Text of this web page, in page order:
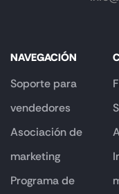
NAVEGACIÓN
Soporte para
vendedores
Asociación de
marketing
Programa de